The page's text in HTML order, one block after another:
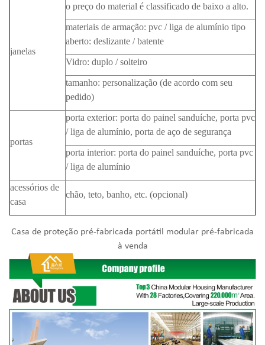
janelas
o preço do material é classificado de baixo a alto.
materiais de armação: pvc / liga de alumínio tipo
aberto: deslizante / batente
Vidro: duplo / solteiro
tamanho: personalização (de acordo com seu
pedido)
portas
porta exterior: porta do painel sanduíche, porta pvc
/ liga de alumínio, porta de aço de segurança
porta interior: porta do painel sanduíche, porta pvc
/ liga de alumínio
acessórios de
casa
chão, teto, banho, etc. (opcional)
Casa de proteção pré-fabricada portátil modular pré-fabricada
à venda